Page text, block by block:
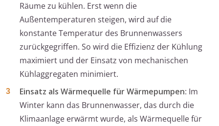
Räume zu kühlen. Erst wenn die
Außentemperaturen steigen, wird auf die
konstante Temperatur des Brunnenwassers
zurückgegriffen. So wird die Effizienz der Kühlung
maximiert und der Einsatz von mechanischen
Kühlaggregaten minimiert.
Einsatz als Wärmequelle für Wärmepumpen: Im
Winter kann das Brunnenwasser, das durch die
Klimaanlage erwärmt wurde, als Wärmequelle für